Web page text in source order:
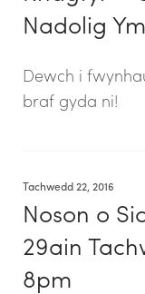
Nadolig
Dewch i
braf gyda ni!
Tachwedd 22, 2016
Noson o
29ain
8pm